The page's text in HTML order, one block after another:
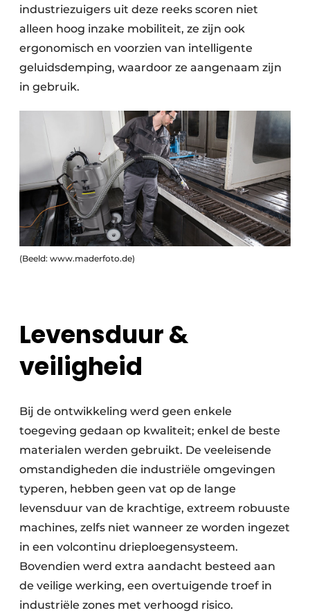
industriezuigers uit deze reeks scoren niet
alleen hoog inzake mobiliteit, ze zijn ook
ergonomisch en voorzien van intelligente
geluidsdemping, waardoor ze aangenaam zijn
in gebruik.
(Beeld: www.maderfoto.de)
Levensduur &
veiligheid
Bij de ontwikkeling werd geen enkele
toegeving gedaan op kwaliteit; enkel de beste
materialen werden gebruikt. De veeleisende
omstandigheden die industriële omgevingen
typeren, hebben geen vat op de lange
levensduur van de krachtige, extreem robuuste
machines, zelfs niet wanneer ze worden ingezet
in een volcontinu drieploegensysteem.
Bovendien werd extra aandacht besteed aan
de veilige werking, een overtuigende troef in
industriële zones met verhoogd risico.